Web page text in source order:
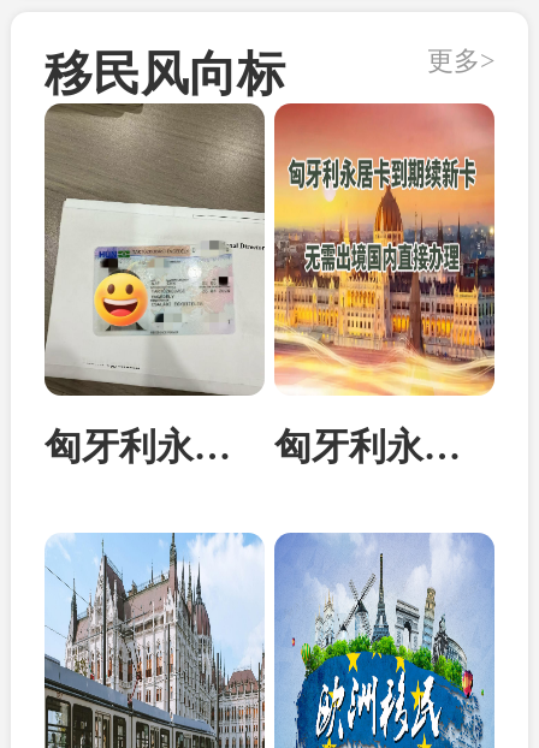
移民风向标 更多>
匈牙利永居卡家属团聚居留卡成功案例 匈牙利永居卡到期续签：换发10年新卡